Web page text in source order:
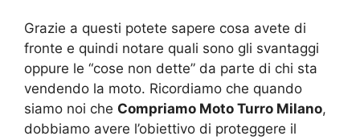
Grazie a questi potete sapere cosa avete di
fronte e quindi notare quali sono gli svantaggi
oppure le “cose non dette” da parte di chi sta
vendendo la moto. Ricordiamo che quando
siamo noi che Compriamo Moto Turro Milano,
dobbiamo avere l’obiettivo di proteggere il